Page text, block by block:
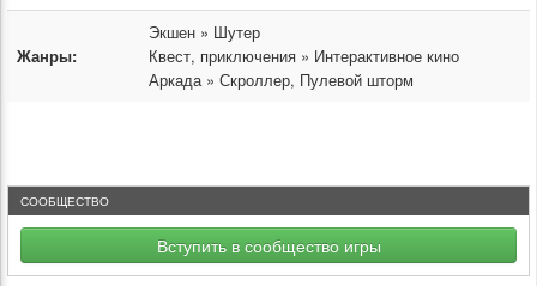
Жанры:
Экшен » Шутер
Квест, приключения » Интерактивное кино
Аркада » Скроллер, Пулевой шторм
СООБЩЕСТВО
Вступить в сообщество игры